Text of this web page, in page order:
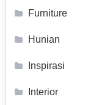
Furniture
Hunian
Inspirasi
Interior